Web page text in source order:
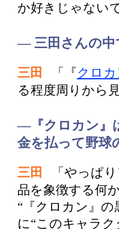
か好きじゃない
― 三田さんの中
三田 「『クロ
る程度周りから
―『クロカン』
金を払って野球
三田
「やっぱ
品を象徴する何
“『クロカン』
に“このキャラ